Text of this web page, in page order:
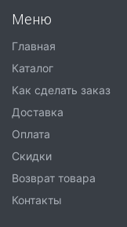
Меню
Главная
Каталог
Как сделать заказ
Доставка
Оплата
Скидки
Возврат товара
Контакты